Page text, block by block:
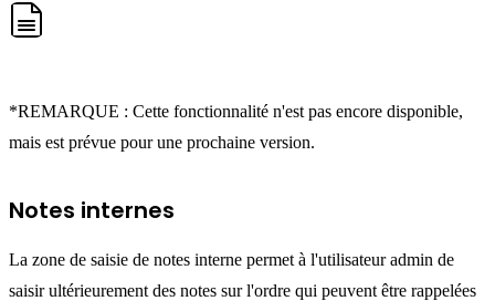
*REMARQUE : Cette fonctionnalité n'est pas encore disponible,
mais est prévue pour une prochaine version.
Notes internes
La zone de saisie de notes interne permet à l'utilisateur admin de
saisir ultérieurement des notes sur l'ordre qui peuvent être rappelées